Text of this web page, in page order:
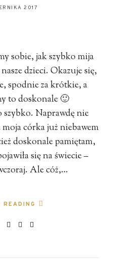
2017
sobie, jak szybko mija
dzieci. Okazuje się,
spodnie za krótkie, a
to doskonale 🙂
Naprawdę nie
córka już niebawem
doskonale pamiętam,
się na świecie –
Ale cóż,…
READING